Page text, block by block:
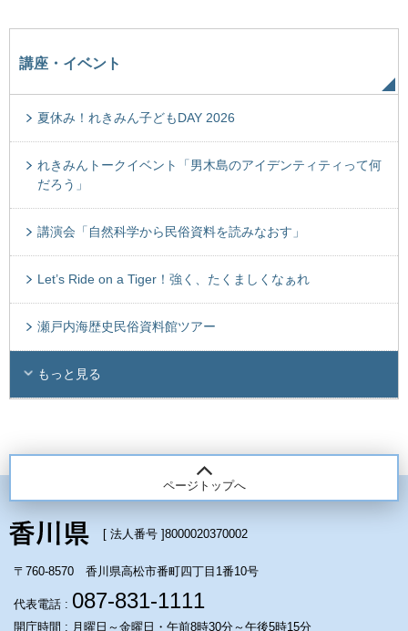
講座・イベント
夏休み！れきみん子どもDAY 2026
れきみんトークイベント「男木島のアイデンティティって何
だろう」
講演会「自然科学から民俗資料を読みなおす」
Let’s Ride on a Tiger！強く、たくましくなぁれ
瀬戸内海歴史民俗資料館ツアー
もっと見る
ページトップへ
[ 法人番号 ]8000020370002
〒760-8570 香川県高松市番町四丁目1番10号
代表電話 : 087-831-1111
開庁時間 : 月曜日～金曜日・午前8時30分～午後5時15分